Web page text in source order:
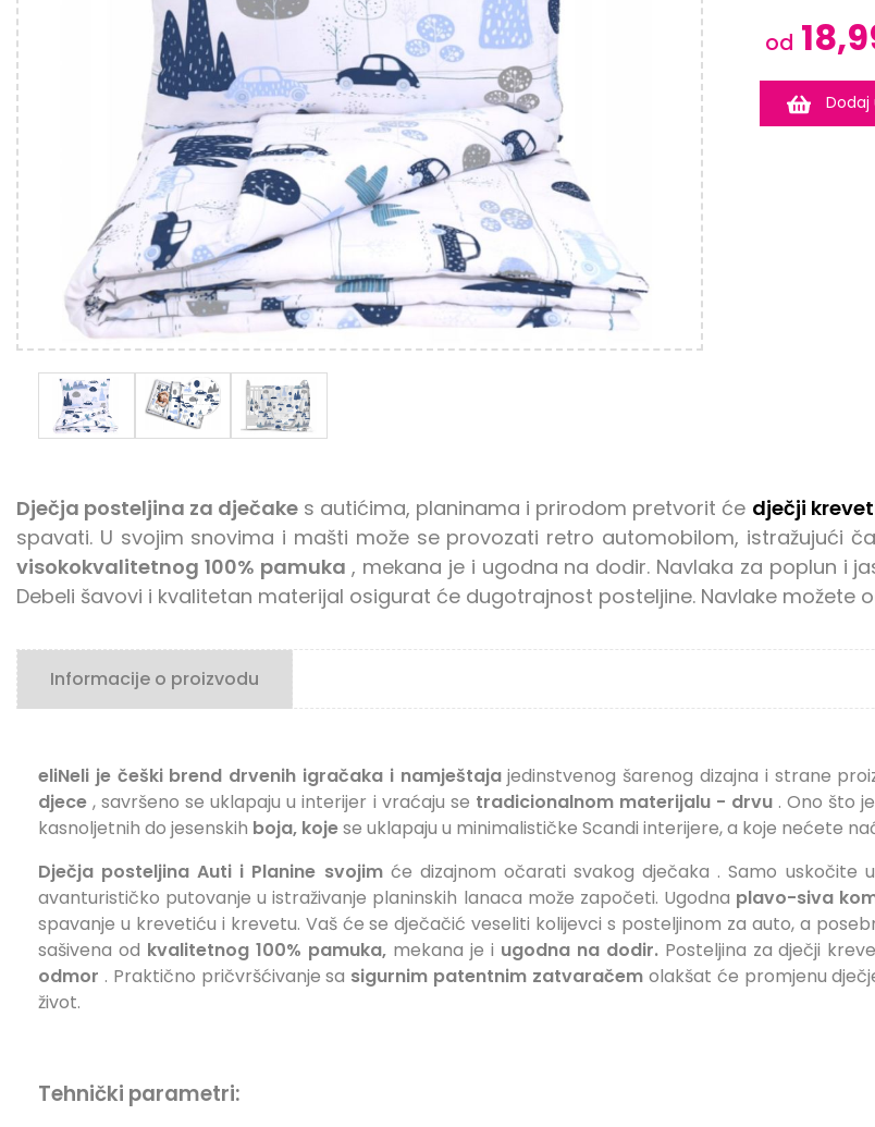
od
Dodaj
Dječja posteljina za dječake s autićima, planinama i prirodom pretvorit će dječji
spavati. U svojim snovima i mašti može se provozati retro automobilom, istražujući
visokokvalitetnog 100% pamuka , mekana je i ugodna na dodir. Navlaka za poplun i
Debeli šavovi i kvalitetan materijal osigurat će dugotrajnost posteljine. Navlake možete
Informacije o proizvodu
eliNeli je češki brend drvenih igračaka i namještajajedinstvenog šarenog dizajna i strane
djece , savršeno se uklapaju u interijer i vraćaju se tradicionalnom materijalu - drvu . Ono što
kasnoljetnih do jesenskih boja, kojese uklapaju u minimalističke Scandi interijere, a koje nećete
Dječja posteljina Auti i Planine svojimće dizajnom očarati svakog dječaka . Samo uskočite
avanturističko putovanje u istraživanje planinskih lanaca može započeti. Ugodna plavo-siva
spavanje u krevetiću i krevetu. Vaš će se dječačić veseliti kolijevci s posteljinom za auto, a
sašivena od kvalitetnog 100% pamuka,mekana je i ugodna na dodir.Posteljina za dječji
odmor . Praktično pričvršćivanje sa sigurnim patentnim zatvaračem olakšat će promjenu
život.
Tehnički parametri: